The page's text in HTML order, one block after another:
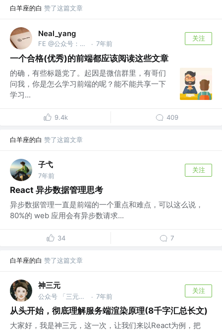
白羊座的白 赞了这篇文章
Neal_yang
FE @公众号：全栈前端精选 · 7年前
关注
一个合格(优秀)的前端都应该阅读这些文章
的确，有些标题党了。起因是微信群里，有哥们
问我，你是怎么学习前端的呢？能不能共享一下
学习...
9.4k 409
白羊座的白 赞了这篇文章
子弋
7年前
关注
React 异步数据管理思考
异步数据管理一直是前端的一个重点和难点，可以这么说，
80%的 web 应用会有异步数请求...
34 7
白羊座的白 赞了这篇文章
神三元
公众号 「三元同学」 @字节跳动 · 7年前
关注
从头开始，彻底理解服务端渲染原理(8千字汇总长文)
大家好，我是神三元，这一次，让我们来以React为例，把